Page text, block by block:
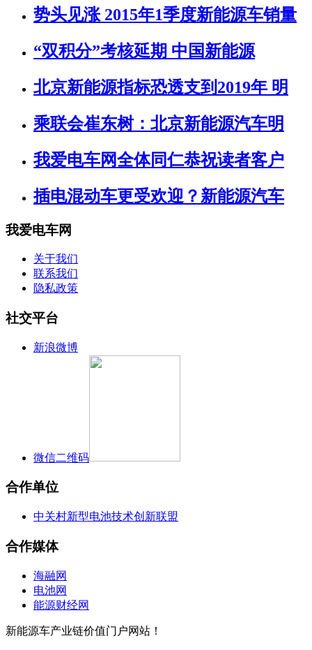
势头见涨 2015年1季度新能源车销量
“双积分”考核延期 中国新能源
北京新能源指标恐透支到2019年 明
乘联会崔东树：北京新能源汽车明
我爱电车网全体同仁恭祝读者客户
插电混动车更受欢迎？新能源汽车
我爱电车网
关于我们
联系我们
隐私政策
社交平台
新浪微博
微信二维码
合作单位
中关村新型电池技术创新联盟
合作媒体
海融网
电池网
能源财经网
新能源车产业链价值门户网站！